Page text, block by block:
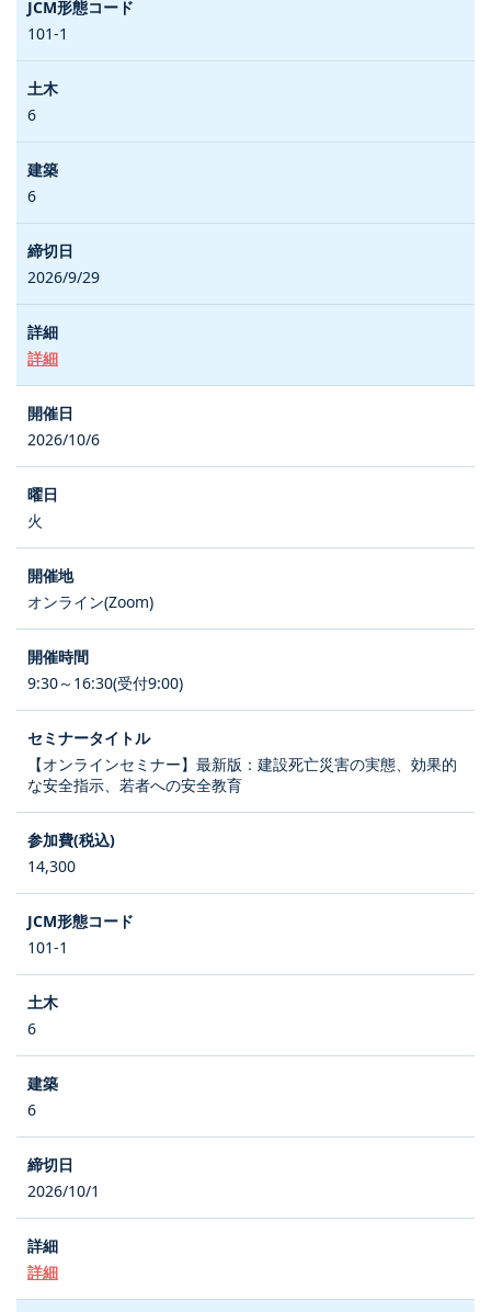
101-1
6
6
2026/9/29
詳細
2026/10/6
火
オンライン(Zoom)
9:30～16:30(受付9:00)
【オンラインセミナー】最新版：建設死亡災害の実態、効果的
な安全指示、若者への安全教育
14,300
101-1
6
6
2026/10/1
詳細